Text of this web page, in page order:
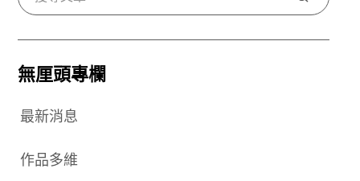
搜
無厘頭專欄
最新消息
作品多維